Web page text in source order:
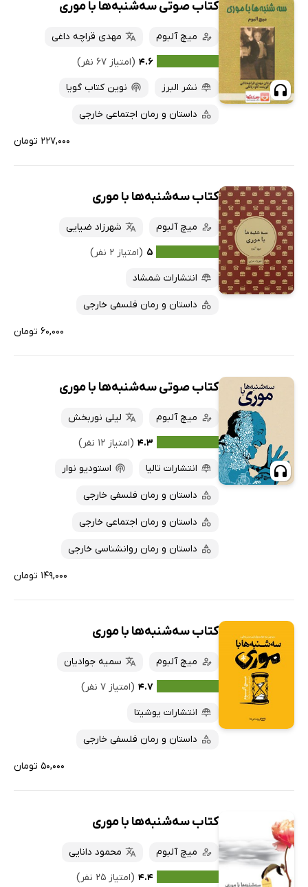
کتاب صوتی سه‌شنبه‌ها با موری
میچ آلبوم
مهدی قراچه داغی
۴.۶ (امتیاز ۶۷ نفر)
نشر البرز
نوین کتاب گویا
داستان و رمان اجتماعی خارجی
۲۲۷,۰۰۰ تومان
کتاب سه‌شنبه‌ها با موری
میچ آلبوم
شهرزاد ضیایی
۵ (امتیاز ۲ نفر)
انتشارات شمشاد
داستان و رمان فلسفی خارجی
۶۰,۰۰۰ تومان
کتاب صوتی سه‌شنبه‌ها با موری
میچ آلبوم
لیلی نوربخش
۴.۳ (امتیاز ۱۲ نفر)
انتشارات تالیا
استودیو نوار
داستان و رمان فلسفی خارجی
داستان و رمان اجتماعی خارجی
داستان و رمان روانشناسی خارجی
۱۴۹,۰۰۰ تومان
کتاب سه‌شنبه‌ها با موری
میچ آلبوم
سمیه جوادیان
۴.۷ (امتیاز ۷ نفر)
انتشارات یوشیتا
داستان و رمان فلسفی خارجی
۵۰,۰۰۰ تومان
کتاب سه‌شنبه‌ها با موری
میچ آلبوم
محمود دانایی
۴.۴ (امتیاز ۲۵ نفر)